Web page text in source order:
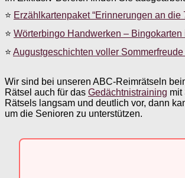
⭐ Erzählkartenpaket “Erinnerungen an die
⭐ Wörterbingo Handwerken –
⭐ Augustgeschichten voller
Wir sind bei unseren ABC-Reimrätseln
Rätsel auch für das Gedächtnistraining mit
Rätsels langsam und deutlich vor, dann
um die Senioren zu unterstützen.